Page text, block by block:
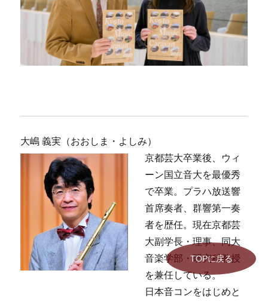
大嶋 義実（おおしま・よしみ）
京都芸大卒業後、ウィ
ーン国立音大を最優秀
で卒業。プラハ放送響
首席奏者、群響第一奏
者を歴任。現在京都芸
大副学長・理事、同大
音楽学部・研究科教授
を兼任している。
日本音コンをはじめと
TOPに戻る